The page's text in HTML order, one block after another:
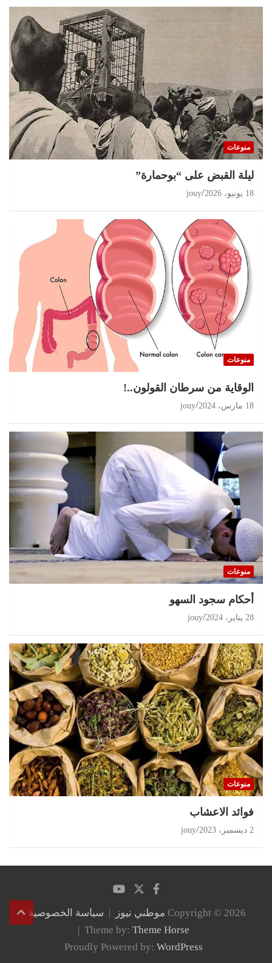
منوعات
ليلة القبض على “بوحمارة”
18 يونيو، 2026 jouy
منوعات
الوقاية من سرطان القولون..!
18 مارس، 2024 jouy
منوعات
أحكام سجود السهو
28 يناير، 2024 jouy
منوعات
‏فوائد الاعشاب
2 ديسمبر، 2023 jouy
Copyright © 2026 موطني نيوز
سياسة الخصوصية
Theme by: Theme Horse
Proudly Powered by: WordPress